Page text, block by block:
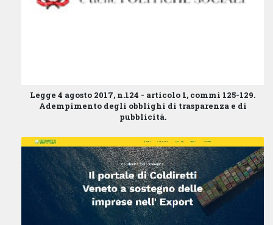
Legge 4 agosto 2017, n.124 - articolo 1, commi 125-129.
Adempimento degli obblighi di trasparenza e di
pubblicità.